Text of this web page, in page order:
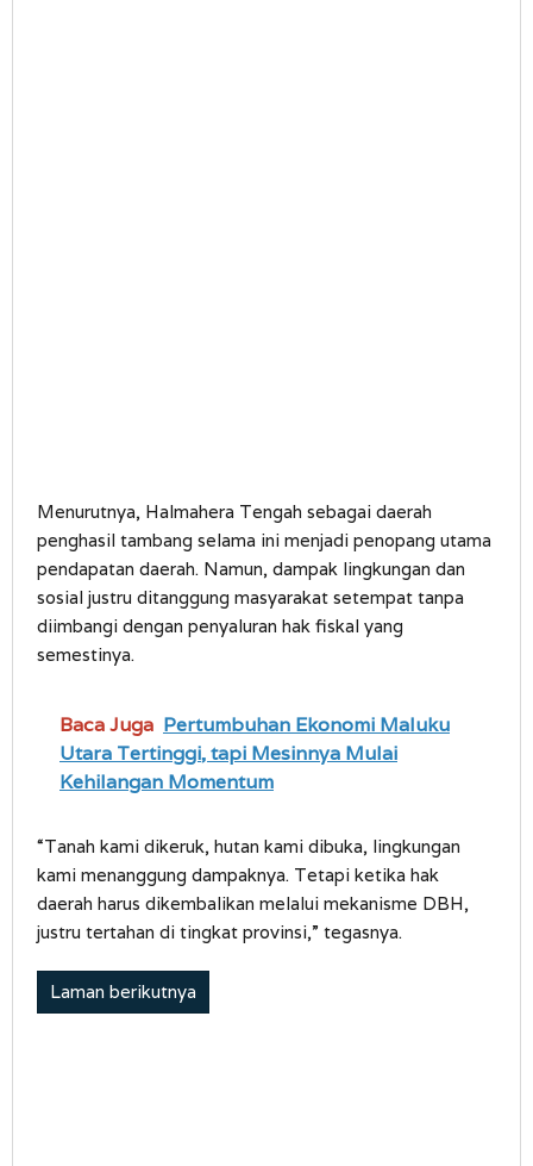
Menurutnya, Halmahera Tengah sebagai daerah
penghasil tambang selama ini menjadi penopang utama
pendapatan daerah. Namun, dampak lingkungan dan
sosial justru ditanggung masyarakat setempat tanpa
diimbangi dengan penyaluran hak fiskal yang
semestinya.
Baca Juga Pertumbuhan Ekonomi Maluku
Utara Tertinggi, tapi Mesinnya Mulai
Kehilangan Momentum
“Tanah kami dikeruk, hutan kami dibuka, lingkungan
kami menanggung dampaknya. Tetapi ketika hak
daerah harus dikembalikan melalui mekanisme DBH,
justru tertahan di tingkat provinsi,” tegasnya.
Laman berikutnya